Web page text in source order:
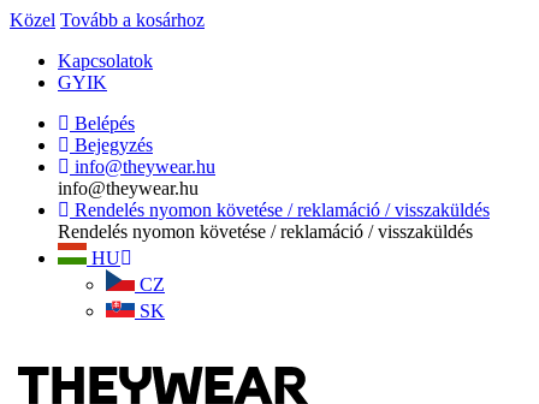
Közel Tovább a kosárhoz
Kapcsolatok
GYIK
Belépés
Bejegyzés
info@theywear.hu
info@theywear.hu
Rendelés nyomon követése / reklamáció / visszaküldés
Rendelés nyomon követése / reklamáció / visszaküldés
HU
CZ
SK